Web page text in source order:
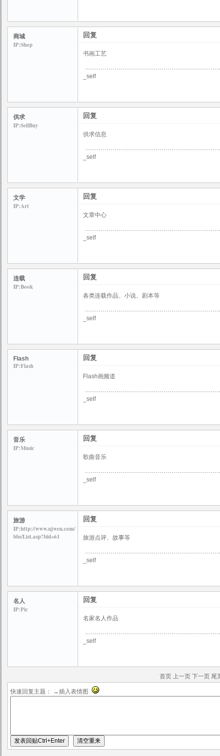
商城
IP:Shop
回复
书画工艺
_self
供求
IP:SellBuy
回复
供求信息
_self
文学
IP:Art
回复
文章中心
_self
连载
IP:Book
回复
各类连载作品、小说、剧本等
_self
Flash
IP:Flash
回复
Flash画频道
_self
音乐
IP:Music
回复
歌曲音乐
_self
旅游
IP:http://www.njwen.com/
bbs/List.asp?bid=61
回复
旅游点评、故事等
_self
名人
IP:Pic
回复
名家名人作品
_self
首页 上一页 下一页 尾
快速回复主题： →插入表情图